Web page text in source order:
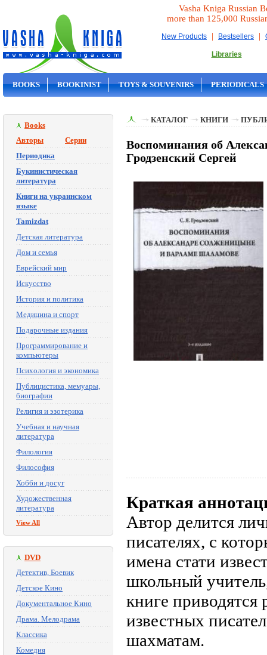
Vasha Kniga Russian
more than 125,000
New Products | Bestsellers |
Libraries
BOOKS BOOKINIST TOYS & SOUVENIRS PERIODICALS
Books
Авторы
Серии
Периодика
Букинистическая
литература
Книги на украинском
языке
Tamizdat
Детская литература
Дом и семья
Еврейский мир
Искусство
История и политика
Медицина и спорт
Подарочные издания
Программирование и
компьютеры
Психология и экономика
Публицистика, мемуары,
биографии
Религия и эзотерика
Учебная и научная
литература
Филология
Философия
Хобби и досуг
Художественная
литература
View All
DVD
Детектив, Боевик
Детское Кино
Документальное Кино
Драма. Мелодрама
Классика
Комедия
КАТАЛОГ КНИГИ
Воспоминания об
Гродзенский Сергей
Краткая
Автор делится
писателях, с
имена стати
школьный
книге приводятся
известных
шахматам.